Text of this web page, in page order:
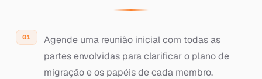
Agende uma reunião inicial com todas as
partes envolvidas para clarificar o plano de
migração e os papéis de cada membro.